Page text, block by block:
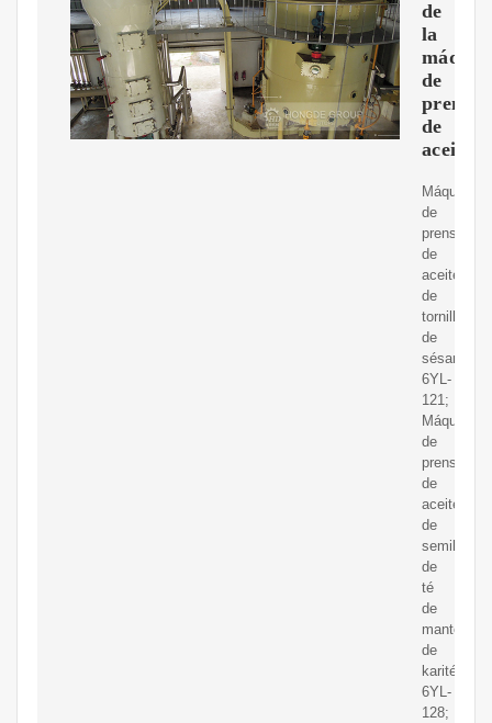
de
la
de
de
aceite
Máquina
de
prensado
de
aceite
de
tornillo
de
sésamo
6YL-
121;
Máquina
de
prensado
de
aceite
de
semilla
de
té
de
manteca
de
karité
6YL-
128;